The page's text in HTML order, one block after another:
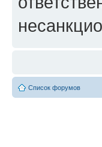
Список форумов